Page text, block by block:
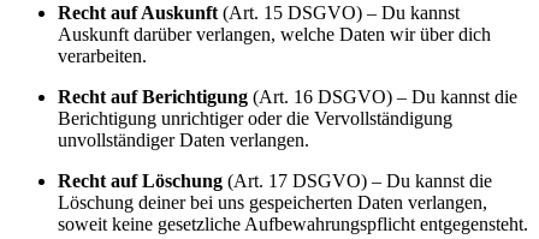
Recht auf Auskunft (Art. 15 DSGVO) – Du kannst
Auskunft darüber verlangen, welche Daten wir über dich
verarbeiten.
Recht auf Berichtigung (Art. 16 DSGVO) – Du kannst die
Berichtigung unrichtiger oder die Vervollständigung
unvollständiger Daten verlangen.
Recht auf Löschung (Art. 17 DSGVO) – Du kannst die
Löschung deiner bei uns gespeicherten Daten verlangen,
soweit keine gesetzliche Aufbewahrungspflicht entgegensteht.